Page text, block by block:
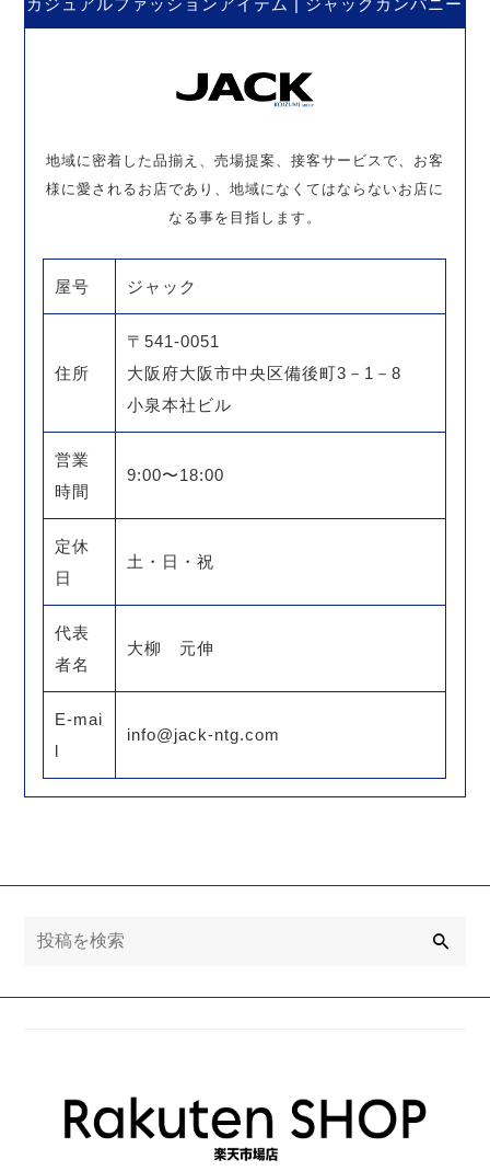
カジュアルファッションアイテム | ジャックカンパニー
地域に密着した品揃え、売場提案、接客サービスで、お客
様に愛されるお店であり、地域になくてはならないお店に
なる事を目指します。
屋号 ジャック
住所
〒541-0051
大阪府大阪市中央区備後町3－1－8
小泉本社ビル
営業
時間
9:00〜18:00
定休
日
土・日・祝
代表
者名
大柳 元伸
E-mai
l
info@jack-ntg.com